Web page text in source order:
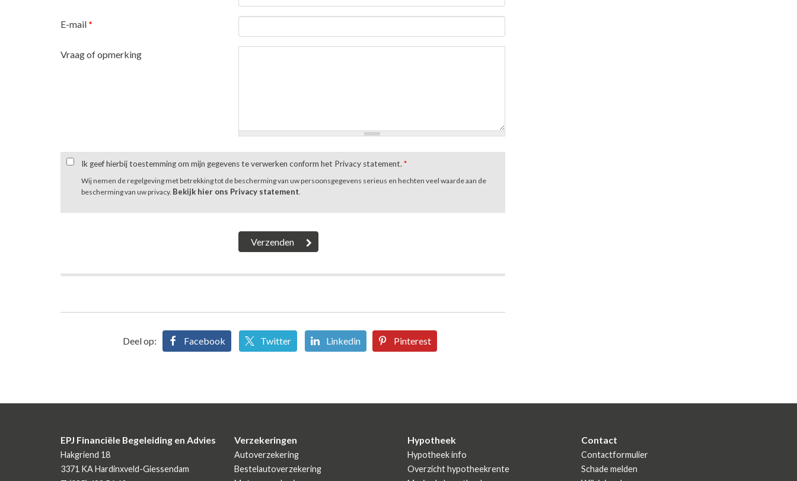
E-mail *
Vraag of opmerking
Ik geef hierbij toestemming om mijn gegevens te verwerken conform het Privacy statement. *
Wij nemen de regelgeving met betrekking tot de bescherming van uw persoonsgegevens serieus en hechten veel waarde aan de
bescherming van uw privacy. Bekijk hier ons Privacy statement
Deel op: Facebook Twitter Linkedin Pinterest
EPJ Financiële Begeleiding en Advies
Hakgriend 18
3371 KAHardinxveld-Giessendam
Verzekeringen
Autoverzekering
Bestelautoverzekering
Hypotheek
Hypotheek info
Overzicht hypotheekrente
Contact
Contactformulier
Schade melden